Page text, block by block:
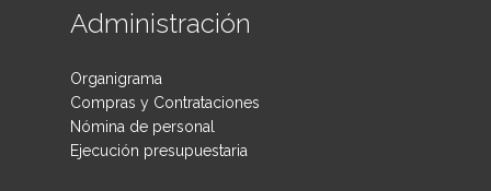
Administración
Organigrama
Compras y Contrataciones
Nómina de personal
Ejecución presupuestaria